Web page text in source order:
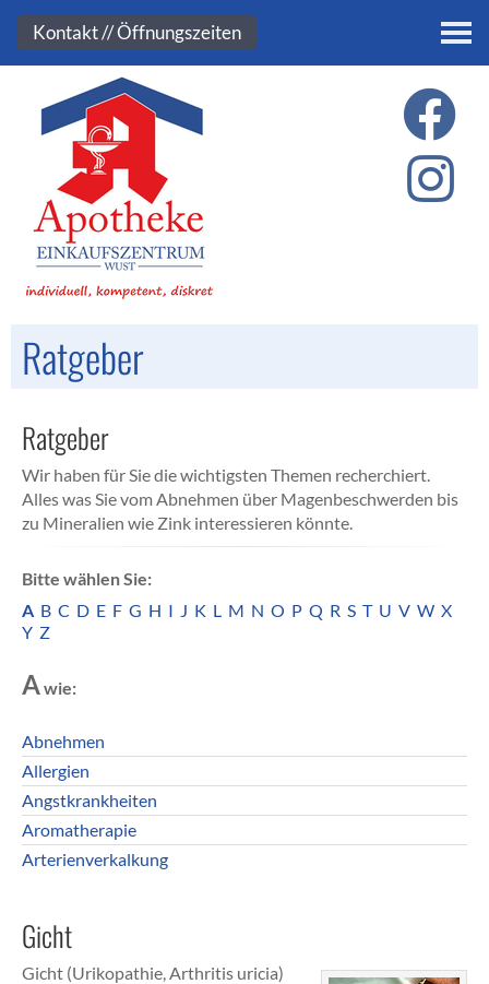
Kontakt
Ratgeber
Ratgeber
Wir haben für Sie die wichtigsten Themen recherchiert.
Alles was Sie vom Abnehmen über Magenbeschwerden bis
zu Mineralien wie Zink interessieren könnte.
Bitte wählen Sie:
A B C D E F G H I J K L M N O P Q R S T U V W X
Y Z
Awie:
Abnehmen
Allergien
Angstkrankheiten
Aromatherapie
Arterienverkalkung
Gicht
Gicht (Urikopathie, Arthritis uricia)
Kontakt // Öffnungszeiten